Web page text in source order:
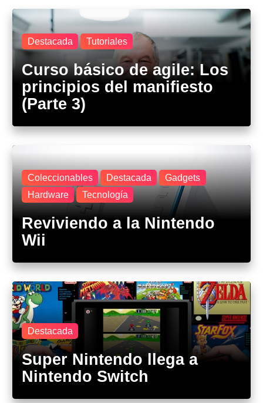
Destacada Tutoriales
Curso básico de agile: Los
principios del manifiesto
(Parte 3)
Coleccionables Destacada
Gadgets
Hardware
Tecnología
Reviviendo a la Nintendo
Wii
Destacada
Super Nintendo llega a
Nintendo Switch